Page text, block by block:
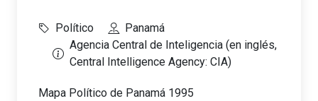
Político
Panamá
Agencia Central de Inteligencia (en inglés,
Central Intelligence Agency: CIA)
Mapa Político de Panamá 1995